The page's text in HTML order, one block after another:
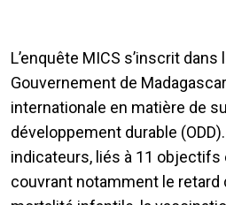
L’enquête MICS s’inscrit
Gouvernement de
internationale en matière de
développement durable
indicateurs, liés à 11 objectifs
couvrant notamment le retard